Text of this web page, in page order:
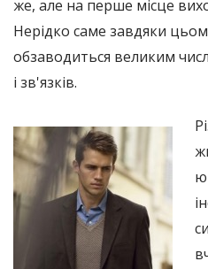
же, але на перше місце
Нерідко саме завдяки
обзаводиться великим
і зв'язків.